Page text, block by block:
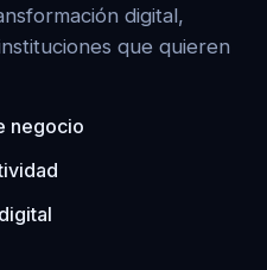
digital,
que quieren
negocio